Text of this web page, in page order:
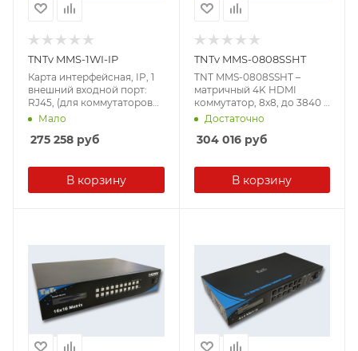
TNTv MMS-1WI-IP
Карта интерфейсная, IP, 1
внешний входной порт:
RJ45, (для коммутаторов
серии MMS-xxxxSISL)
Мало
275 258 руб
В корзину
TNTv MMS-0808SSHT
TNT MMS-0808SSHT –
матричный 4K HDMI
коммутатор, 8x8, до 3840 x
2160 30Hz (4:4:4),
поддерживает
3D/DeepColor/HDCP 1.4,
WEB-интеdфейс, API,
интегрированный
конвертер
Достаточно
304 016руб
В корзину